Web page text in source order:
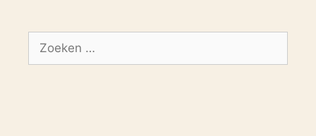
naar: